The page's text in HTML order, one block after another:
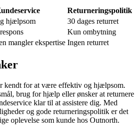
Returneringspolitik
hjælpsom
30 dages returret
Kun ombytning
mangler ekspertise Ingen returret
kendt for at være effektiv og hjælpsom.
brug for hjælp eller ønsker at returnere
klar til at assistere dig. Med
og gode returneringspolitik er det
oplevelse som kunde hos Outnorth.